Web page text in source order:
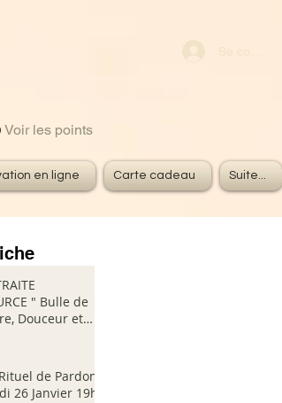
Voir les points
en ligne Carte cadeau Suite...
" Bulle de
Douceur et
de Pardon
26 Janvier 19h-